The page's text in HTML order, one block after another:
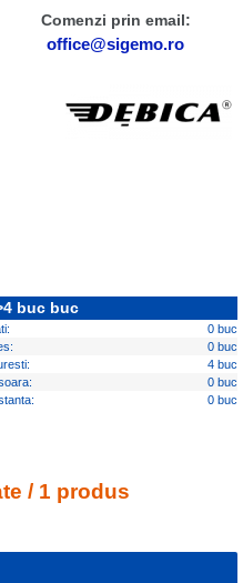
Comenzi prin email:
office@sigemo.ro
buc buc
0 buc
0 buc
4 buc
0 buc
0 buc
/ 1 produs